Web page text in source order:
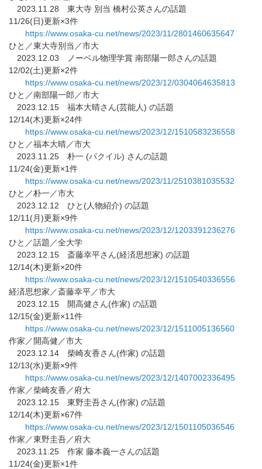
2023.11.28 東大寺 別当 橋村公英さんの話題
11/26(日)更新×3件
https://www.osaka-cu.net/news/2023/11/2801460635647
ひと／東大寺別当／市大
2023.12.03 ノーベル物理学賞 南部陽一郎さんの話題
12/02(土)更新×2件
https://www.osaka-cu.net/news/2023/12/0304064635813
ひと／南部陽一郎／市大
2023.12.15 福本大晴さん(芸能人) の話題
12/14(木)更新×24件
https://www.osaka-cu.net/news/2023/12/1510583236558
ひと／福本大晴／市大
2023.11.25 朴一 (パクイル) さんの話題
11/24(金)更新×1件
https://www.osaka-cu.net/news/2023/11/2510381035532
ひと／朴一／市大
2023.12.12 ひと(人物紹介) の話題
12/11(月)更新×9件
https://www.osaka-cu.net/news/2023/12/1203391236276
ひと／話題／全大学
2023.12.15 斎藤幸平さん(経済思想家) の話題
12/14(木)更新×20件
https://www.osaka-cu.net/news/2023/12/1510540336556
経済思想家／斎藤幸平／市大
2023.12.15 開高健さん(作家) の話題
12/15(金)更新×11件
https://www.osaka-cu.net/news/2023/12/1511005136560
作家／開高健／市大
2023.12.14 柴崎友香さん(作家) の話題
12/13(水)更新×9件
https://www.osaka-cu.net/news/2023/12/1407002336495
作家／柴崎友香／府大
2023.12.15 東野圭吾さん(作家) の話題
12/14(木)更新×67件
https://www.osaka-cu.net/news/2023/12/1501105036546
作家／東野圭吾／府大
2023.11.25 作家 藤本義一さんの話題
11/24(金)更新×1件